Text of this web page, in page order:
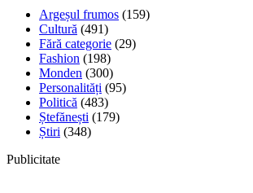
Argeșul frumos (159)
Cultură (491)
Fără categorie (29)
Fashion (198)
Monden (300)
Personalități (95)
Politică (483)
Ștefănești (179)
Știri (348)
Publicitate